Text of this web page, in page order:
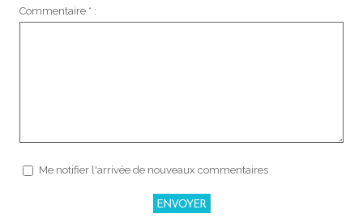
Commentaire * :
Me notifier l'arrivée de nouveaux commentaires